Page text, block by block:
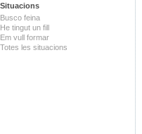
Situacions
Busco feina
He tingut un fill
Em vull formar
Totes les situacions